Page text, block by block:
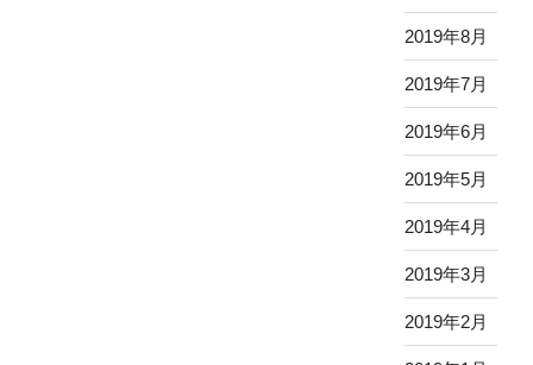
2019年8月
2019年7月
2019年6月
2019年5月
2019年4月
2019年3月
2019年2月